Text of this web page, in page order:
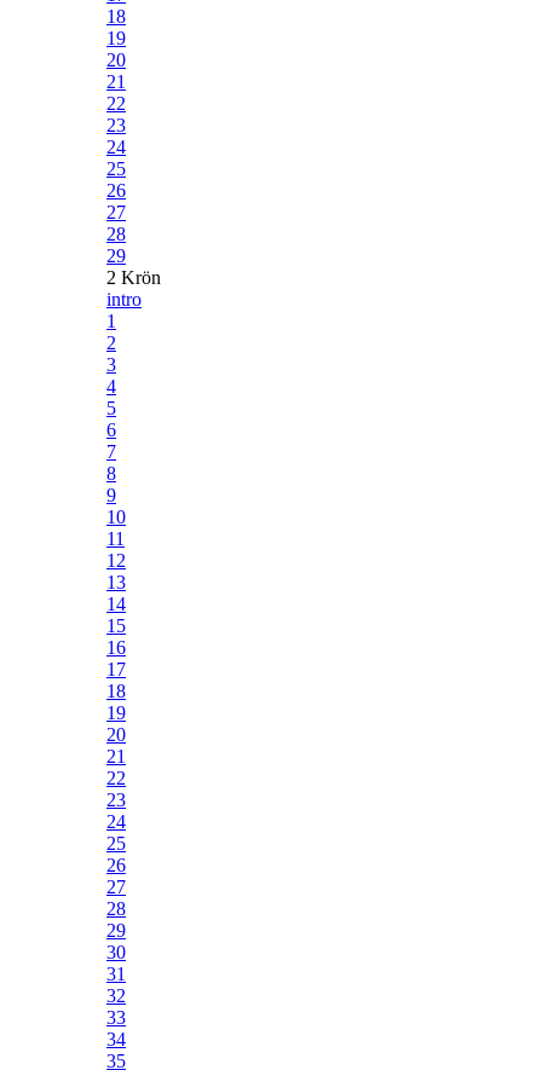
18
19
20
21
22
23
24
25
26
27
28
29
2 Krön
intro
1
2
3
4
5
6
7
8
9
10
11
12
13
14
15
16
17
18
19
20
21
22
23
24
25
26
27
28
29
30
31
32
33
34
35